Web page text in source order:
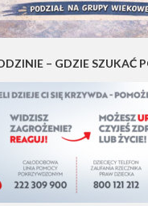
– GDZIE SZUKAĆ